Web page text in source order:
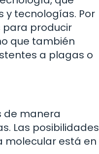
y tecnologías. Por
para producir
que también
a plagas o
de manera
Las posibilidades
molecular está en